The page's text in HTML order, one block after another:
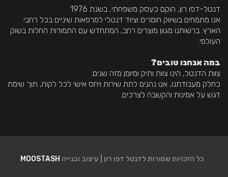
דנטל-דפו רון, הוקם כעסק משפחתי, בשנת 1976.
אנו מתמחים בשיווק חומרים וציוד דנטלי למרפאות שיניים בכל רחבי
הארץ. ברשותנו מגוון מוצרים רחב, המתחדש עם התמורות החלות בשוק
העולמי.
במה אנחנו טובים?
צוות הדנטל, הינו צוות ותיק ומיומן מזה שנים.
כחלק מעבודתנו, אנו נהנים לתת שירות ויחס אישי לכל לקוח, תוך שימת
דגש על אמינות והקשבה לצרכים.
כל הזכויות שמורות לדנטל דפו רון | עיצוב ובנייה MOOSTASH